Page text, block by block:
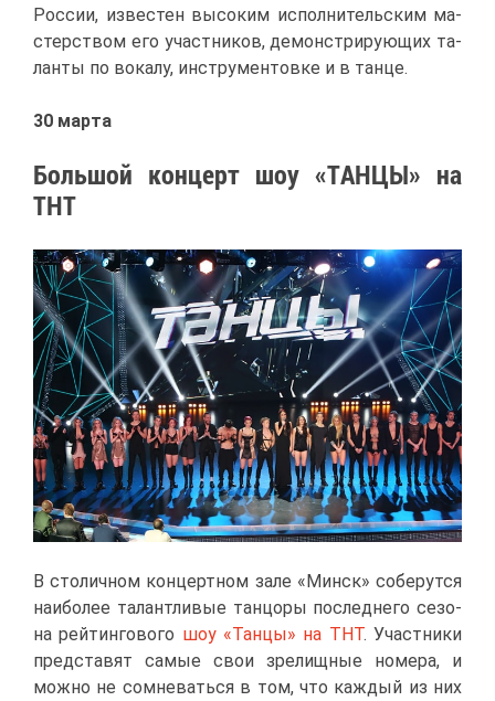
Рос­сии, из­ве­стен вы­со­ким ис­пол­ни­тель­ским ма­
стер­ством его участ­ни­ков, де­мон­стри­ру­ю­щих та­
лан­ты по во­ка­лу, ин­стру­мен­тов­ке и в тан­це.
30 мар­та
Боль­шой кон­церт шоу «ТАН­ЦЫ» на
ТНТ
В сто­лич­ном кон­церт­ном за­ле «Минск» со­бе­рут­ся
наи­бо­лее та­лант­ли­вые тан­цо­ры по­след­не­го се­зо­
на рей­тин­го­во­го шоу «Тан­цы» на ТНТ. Участ­ни­ки
пред­ста­вят са­мые свои зре­лищ­ные но­ме­ра, и
мож­но не со­мне­вать­ся в том, что каж­дый из них